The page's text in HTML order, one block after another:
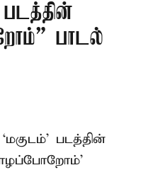
பாடல்
படத்தின்